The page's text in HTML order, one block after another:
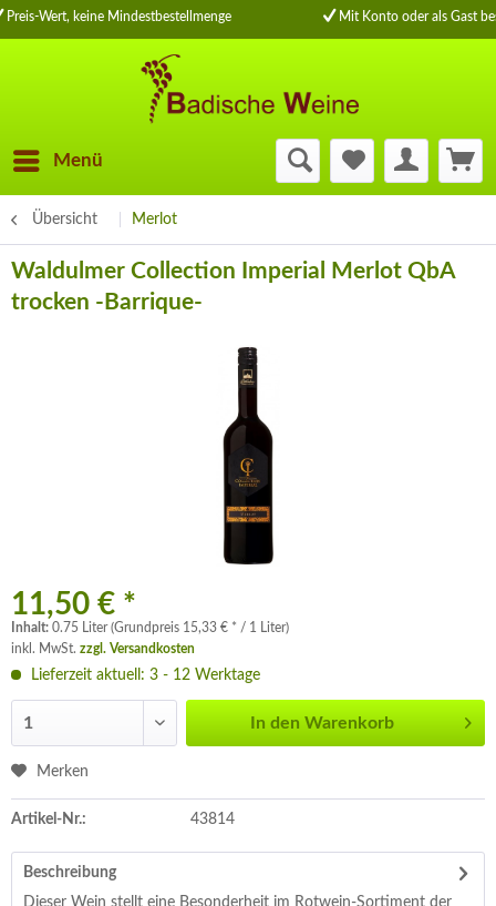
Preis-Wert, keine Mindestbestellmenge Mit Konto oder als Gast
Menü
Übersicht Merlot
Waldulmer Collection Imperial Merlot QbA
trocken -Barrique-
11,50 € *
Inhalt: 0.75 Liter (Grundpreis 15,33 € * / 1 Liter)
inkl. MwSt. zzgl. Versandkosten
Lieferzeit aktuell: 3 - 12 Werktage
In den Warenkorb
Merken
Artikel-Nr.: 43814
Beschreibung
Dieser Wein stellt eine Besonderheit im Rotwein-Sortiment der